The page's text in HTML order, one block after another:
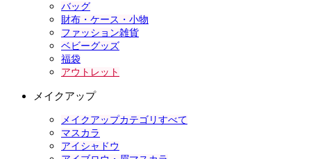
バッグ
財布・ケース・小物
ファッション雑貨
ベビーグッズ
福袋
アウトレット
メイクアップ
メイクアップカテゴリすべて
マスカラ
アイシャドウ